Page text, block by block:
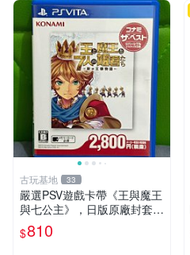
古玩基地 33
嚴選PSV遊戲卡帶《王與魔王
與七公主》，日版原廠封套，
雙面精美封面，實測暢玩無障
礙。久藏家中，輕微使用痕
$810